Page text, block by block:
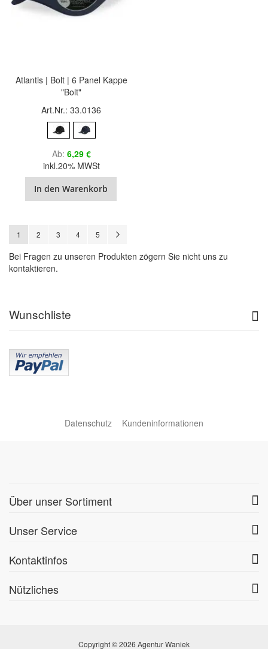
Atlantis | Bolt | 6 Panel Kappe
"Bolt"
Art.Nr.: 33.0136
Ab 6,29 €
inkl.20% MWSt
In den Warenkorb
SeiteSie lesen gerade Seite
1 Seite
2 Seite
3 Seite
4 Seite
5
Bei Fragen zu unseren Produkten zögern Sie nicht uns zu
kontaktieren.
Wunschliste
Datenschutz Kundeninformationen
Über unser Sortiment
Unser Service
Kontaktinfos
Nützliches
Copyright © 2026 Agentur Waniek